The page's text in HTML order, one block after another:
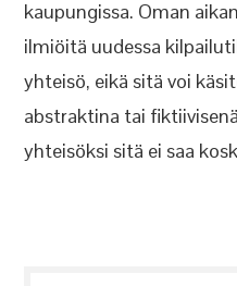
kaupungissa. Oman
ilmiöitä uudessa
yhteisö, eikä sitä voi
abstraktina tai
yhteisöksi sitä ei saa